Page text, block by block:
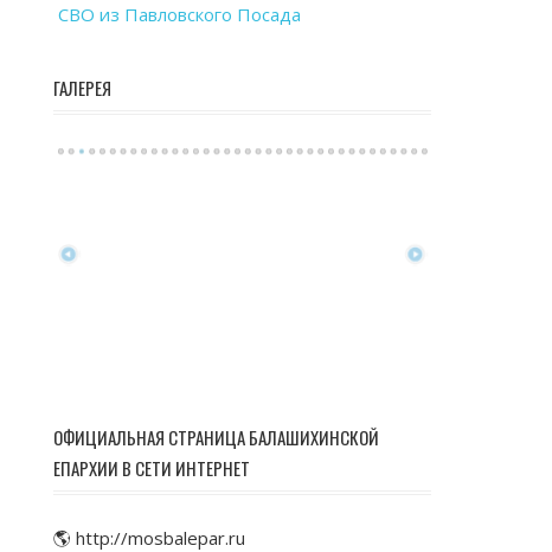
СВО из Павловского Посада
ГАЛЕРЕЯ
ОФИЦИАЛЬНАЯ СТРАНИЦА БАЛАШИХИНСКОЙ
ЕПАРХИИ В СЕТИ ИНТЕРНЕТ
🌎 http://mosbalepar.ru